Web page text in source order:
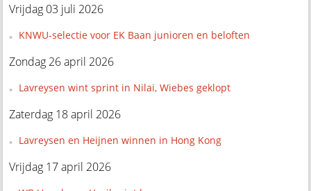
Vrijdag 03 juli 2026
KNWU-selectie voor EK Baan junioren en beloften
Zondag 26 april 2026
Lavreysen wint sprint in Nilai, Wiebes geklopt
Zaterdag 18 april 2026
Lavreysen en Heijnen winnen in Hong Kong
Vrijdag 17 april 2026